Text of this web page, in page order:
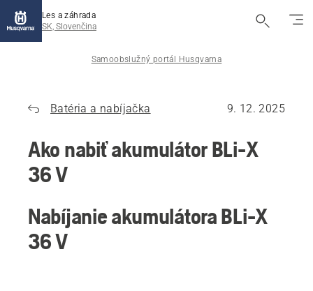
Les a záhrada
SK, Slovenčina
Samoobslužný portál Husqvarna
Batéria a nabíjačka 9. 12. 2025
Ako nabiť akumulátor BLi-X
36 V
Nabíjanie akumulátora BLi-X
36 V